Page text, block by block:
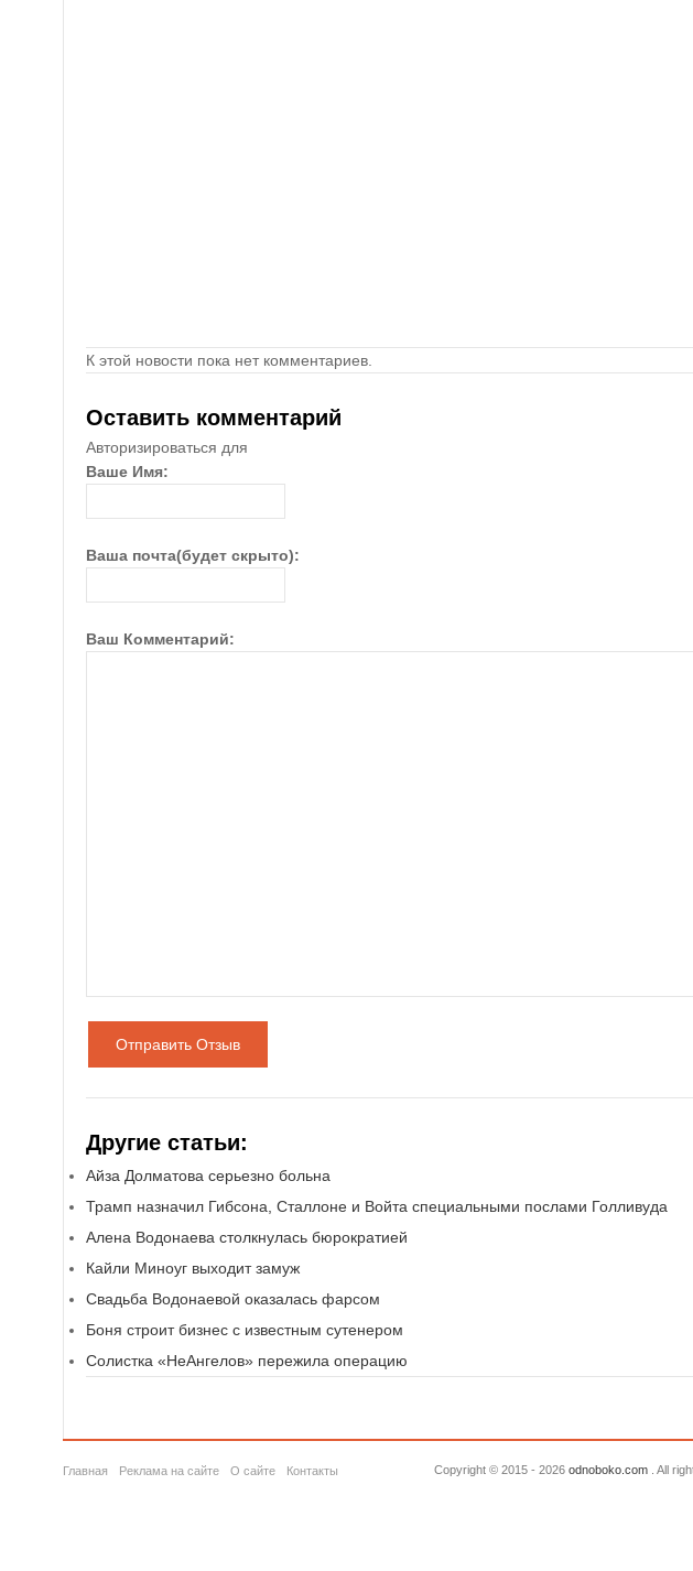
К этой новости пока нет комментариев.
Оставить комментарий
Авторизироваться для
Ваше Имя:
Ваша почта(будет скрыто):
Ваш Комментарий:
Отправить Отзыв
Другие статьи:
Айза Долматова серьезно больна
Трамп назначил Гибсона, Сталлоне и Войта специальными послами Голливуда
Алена Водонаева столкнулась бюрократией
Кайли Миноуг выходит замуж
Свадьба Водонаевой оказалась фарсом
Боня строит бизнес с известным сутенером
Солистка «НеАнгелов» пережила операцию
Главная Реклама на сайте О сайте Контакты Copyright © 2015 - 2026 odnoboko.com . All